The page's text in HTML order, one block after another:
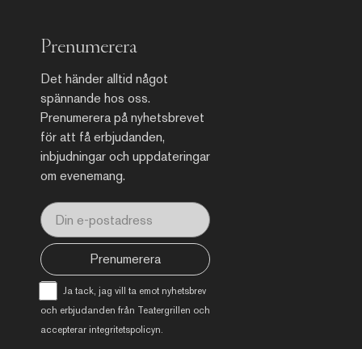
Prenumerera
Det händer alltid något
spännande hos oss.
Prenumerera på nyhetsbrevet
för att få erbjudanden,
inbjudningar och uppdateringar
om evenemang.
Ja tack, jag vill ta emot nyhetsbrev
och erbjudanden från Teatergrillen och
accepterar integritetspolicyn
Prenumerera